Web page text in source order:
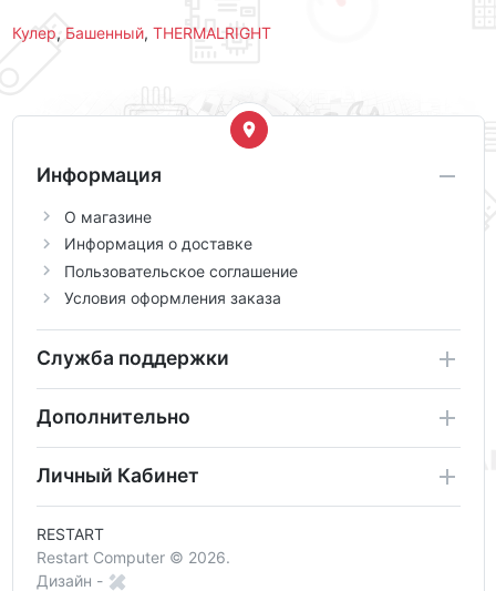
Кулер, Башенный, THERMALRIGHT
Информация
О магазине
Информация о доставке
Пользовательское соглашение
Условия оформления заказа
Служба поддержки
Дополнительно
Личный Кабинет
RESTART
Restart Computer © 2026.
Дизайн -